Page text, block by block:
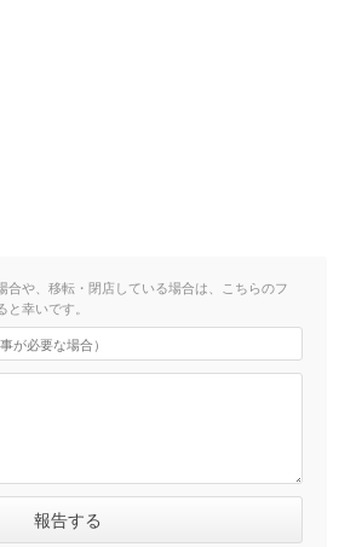
合や、移転・閉店している場合は、こちらのフ
幸いです。